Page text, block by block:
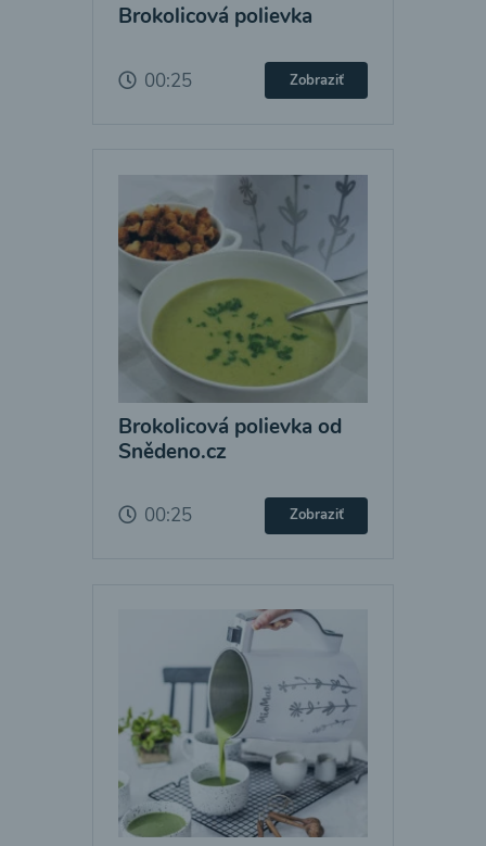
Brokolicová polievka
00:25 Zobraziť
Brokolicová polievka od
Snědeno.cz
00:25 Zobraziť